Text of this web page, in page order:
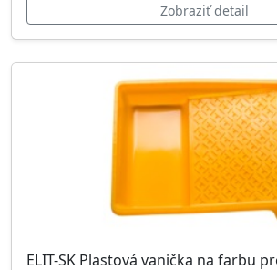
Zobraziť detail
ELIT-SK Plastová vanička na farbu